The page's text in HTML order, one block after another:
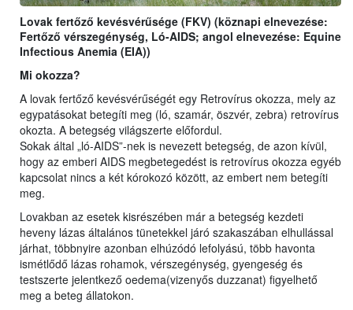
Lovak fertőző kevésvérűsége (FKV) (köznapi elnevezése:
Fertőző vérszegénység, Ló-AIDS; angol elnevezése: Equine
Infectious Anemia (EIA))
Mi okozza?
A lovak fertőző kevésvérűségét egy Retrovírus okozza, mely az
egypatásokat betegíti meg (ló, szamár, öszvér, zebra) retrovírus
okozta. A betegség világszerte előfordul.
Sokak által „ló-AIDS”-nek is nevezett betegség, de azon kívül,
hogy az emberi AIDS megbetegedést is retrovírus okozza egyéb
kapcsolat nincs a két kórokozó között, az embert nem betegíti
meg.
Lovakban az esetek kisrészében már a betegség kezdeti
heveny lázas általános tünetekkel járó szakaszában elhullással
járhat, többnyire azonban elhúzódó lefolyású, több havonta
ismétlődő lázas rohamok, vérszegénység, gyengeség és
testszerte jelentkező oedema(vizenyős duzzanat) figyelhető
meg a beteg állatokon.